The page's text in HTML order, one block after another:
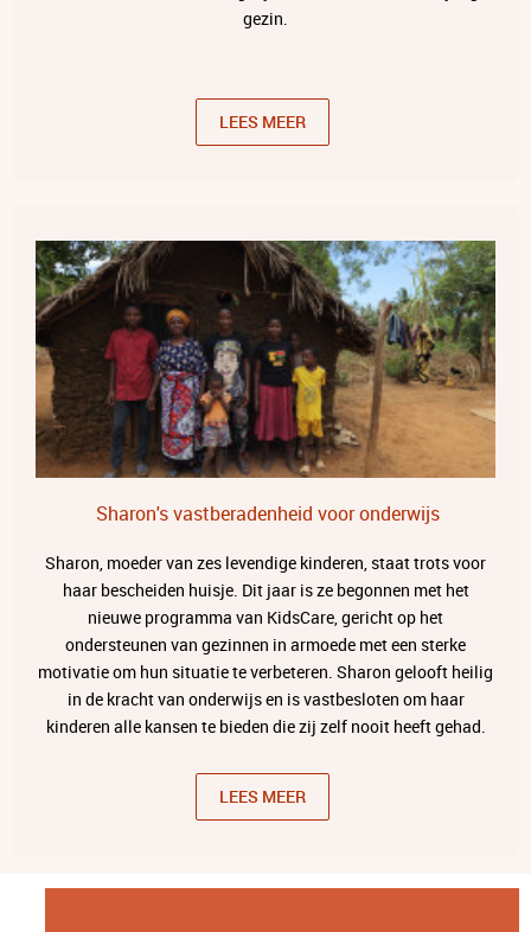
gezin.
LEES MEER
Sharon's vastberadenheid voor onderwijs
Sharon, moeder van zes levendige kinderen, staat trots voor
haar bescheiden huisje. Dit jaar is ze begonnen met het
nieuwe programma van KidsCare, gericht op het
ondersteunen van gezinnen in armoede met een sterke
motivatie om hun situatie te verbeteren. Sharon gelooft heilig
in de kracht van onderwijs en is vastbesloten om haar
kinderen alle kansen te bieden die zij zelf nooit heeft gehad.
LEES MEER